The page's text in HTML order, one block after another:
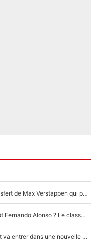
F1 - Une légende de McLaren refuse le transfert de Max Verstappen qui pourrait «faire des vagues» et plomber l'ambiance dans l'équipe
Max Verstappen, Lewis Hamilton… et bientôt Fernando Alonso ? Le classement des pilotes les mieux payés en Formule 1 risque de changer !
F1 - Alpine signe un accord «impensable» et va entrer dans une nouvelle dimension : Grande nouvelle pour Pierre Gasly !